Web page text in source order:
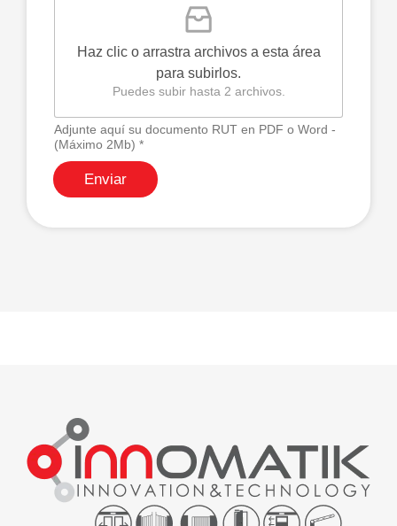
*
Haz clic o arrastra archivos a esta área
para subirlos.
Puedes subir hasta 2 archivos.
Adjunte aquí su documento RUT en PDF o Word -
(Máximo 2Mb) *
Enviar